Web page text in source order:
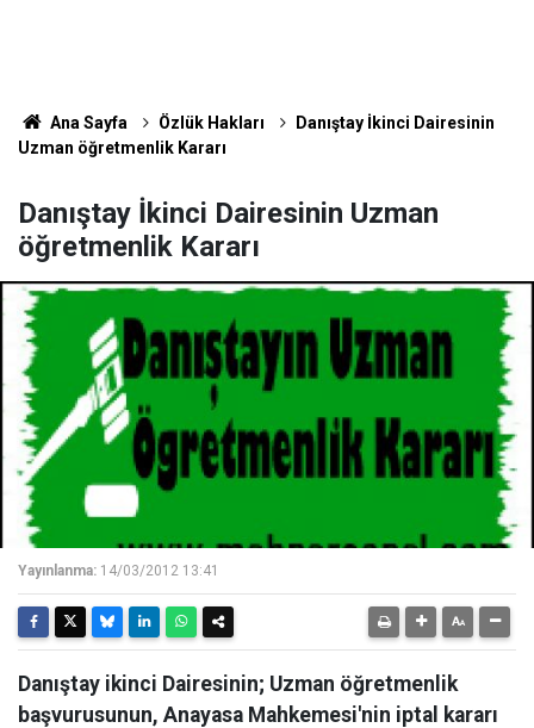
Ana Sayfa Özlük Hakları
Danıştay İkinci Dairesinin
Uzman öğretmenlik Kararı
Danıştay İkinci Dairesinin Uzman
öğretmenlik Kararı
Yayınlanma: 14/03/2012 13:41
Danıştay ikinci Dairesinin; Uzman öğretmenlik
başvurusunun, Anayasa Mahkemesi'nin iptal kararı